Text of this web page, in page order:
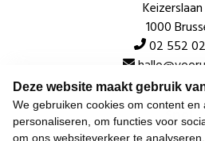
Deze website maakt gebruik
We gebruiken cookies om content en
personaliseren, om functies voor
om ons websiteverkeer te
Keizerslaan
1000
02 552
Snel